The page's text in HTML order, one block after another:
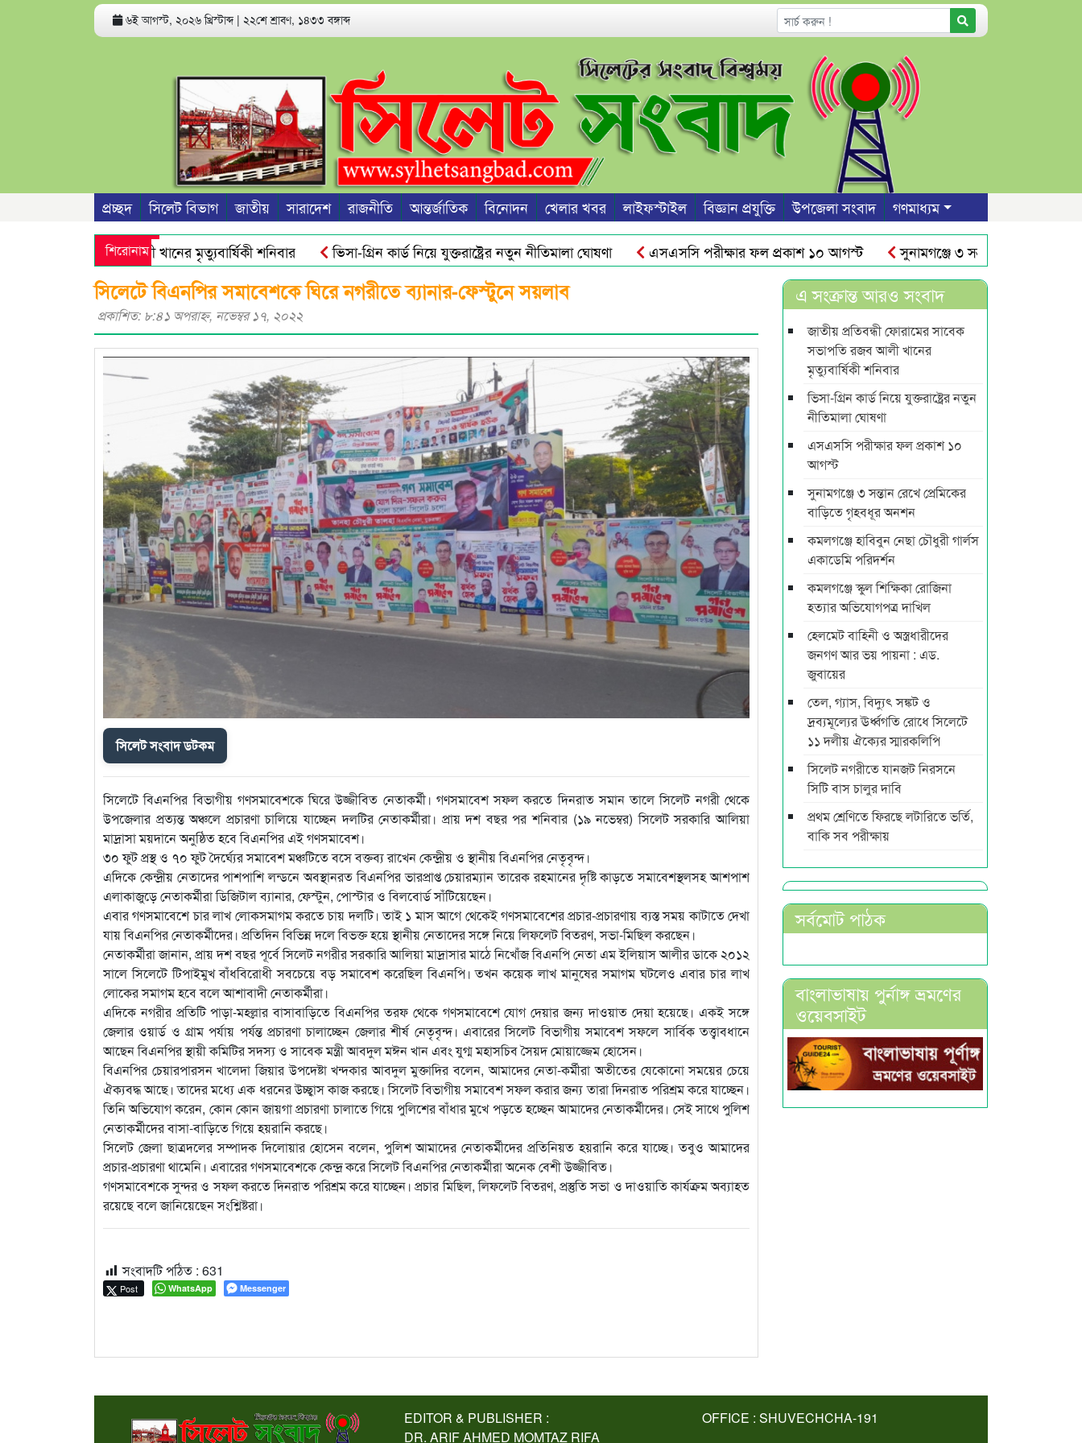
৬ই আগস্ট, ২০২৬ খ্রিস্টাব্দ | ২২শে শ্রাবণ, ১৪৩৩ বঙ্গাব্দ
প্রচ্ছদ সিলেট বিভাগ জাতীয় সারাদেশ রাজনীতি আন্তর্জাতিক বিনোদন খেলার খবর লাইফস্টাইল বিজ্ঞান প্রযুক্তি উপজেলা সংবাদ গণমাধ্যম
শিরোনাম
সভাপতি রজব আলী খানের মৃত্যুবার্ষিকী শনিবার ভিসা-গ্রিন কার্ড নিয়ে যুক্তরাষ্ট্রের নতুন নীতিমালা ঘোষণা এসএসসি পরীক্ষার ফল প্রকাশ ১০ আগস্ট
সুনামগঞ্জে ৩ সন্তান রেখে প্রেমিকের
অ্যান্টিমাইক্রোবিয়াল : গবেষণা
নতুন বাংলাদেশের পথচলা শুরু হবে জুলাই স্মৃতি জাদুঘর থেকে : ড. ইউনূস ওসমানীনগরে রাতের আঁধারে রাস্তার উপর দেয়াল নির্মাণ শাবিতে রুদ্র সেনের
সিলেটে বিএনপির সমাবেশকে ঘিরে নগরীতে ব্যানার-ফেস্টুনে সয়লাব
প্রকাশিত: ৮:৪১ অপরাহ্ণ, নভেম্বর ১৭, ২০২২
সিলেট সংবাদ ডটকম
সিলেটে বিএনপির বিভাগীয় গণসমাবেশকে ঘিরে উজ্জীবিত নেতাকর্মী। গণসমাবেশ সফল করতে দিনরাত সমান তালে সিলেট নগরী থেকে
উপজেলার প্রত্যন্ত অঞ্চলে প্রচারণা চালিয়ে যাচ্ছেন দলটির নেতাকর্মীরা। প্রায় দশ বছর পর শনিবার (১৯ নভেম্বর) সিলেট সরকারি আলিয়া
মাদ্রাসা ময়দানে অনুষ্ঠিত হবে বিএনপির এই গণসমাবেশ।
৩০ ফুট প্রস্থ ও ৭০ ফুট দৈর্ঘ্যের সমাবেশ মঞ্চটিতে বসে বক্তব্য রাখেন কেন্দ্রীয় ও স্থানীয় বিএনপির নেতৃবৃন্দ।
এদিকে কেন্দ্রীয় নেতাদের পাশপাশি লন্ডনে অবস্থানরত বিএনপির ভারপ্রাপ্ত চেয়ারম্যান তারেক রহমানের দৃষ্টি কাড়তে সমাবেশস্থলসহ আশপাশ
এলাকাজুড়ে নেতাকর্মীরা ডিজিটাল ব্যানার, ফেস্টুন, পোস্টার ও বিলবোর্ড সাঁটিয়েছেন।
এবার গণসমাবেশে চার লাখ লোকসমাগম করতে চায় দলটি। তাই ১ মাস আগে থেকেই গণসমাবেশের প্রচার-প্রচারণায় ব্যস্ত সময় কাটাতে দেখা
যায় বিএনপির নেতাকর্মীদের। প্রতিদিন বিভিন্ন দলে বিভক্ত হয়ে স্থানীয় নেতাদের সঙ্গে নিয়ে লিফলেট বিতরণ, সভা-মিছিল করছেন।
নেতাকর্মীরা জানান, প্রায় দশ বছর পূর্বে সিলেট নগরীর সরকারি আলিয়া মাদ্রাসার মাঠে নিখোঁজ বিএনপি নেতা এম ইলিয়াস আলীর ডাকে ২০১২
সালে সিলেটে টিপাইমুখ বাঁধবিরোধী সবচেয়ে বড় সমাবেশ করেছিল বিএনপি। তখন কয়েক লাখ মানুষের সমাগম ঘটলেও এবার চার লাখ
লোকের সমাগম হবে বলে আশাবাদী নেতাকর্মীরা।
এদিকে নগরীর প্রতিটি পাড়া-মহল্লার বাসাবাড়িতে বিএনপির তরফ থেকে গণসমাবেশে যোগ দেয়ার জন্য দাওয়াত দেয়া হয়েছে। একই সঙ্গে
জেলার ওয়ার্ড ও গ্রাম পর্যায় পর্যন্ত প্রচারণা চালাচ্ছেন জেলার শীর্ষ নেতৃবৃন্দ। এবারের সিলেট বিভাগীয় সমাবেশ সফলে সার্বিক তত্ত্বাবধানে
আছেন বিএনপির স্থায়ী কমিটির সদস্য ও সাবেক মন্ত্রী আবদুল মঈন খান এবং যুগ্ম মহাসচিব সৈয়দ মোয়াজ্জেম হোসেন।
বিএনপির চেয়ারপারসন খালেদা জিয়ার উপদেষ্টা খন্দকার আবদুল মুক্তাদির বলেন, আমাদের নেতা-কর্মীরা অতীতের যেকোনো সময়ের চেয়ে
ঐক্যবদ্ধ আছে। তাদের মধ্যে এক ধরনের উচ্ছ্বাস কাজ করছে। সিলেট বিভাগীয় সমাবেশ সফল করার জন্য তারা দিনরাত পরিশ্রম করে যাচ্ছেন।
তিনি অভিযোগ করেন, কোন কোন জায়গা প্রচারণা চালাতে গিয়ে পুলিশের বাঁধার মুখে পড়তে হচ্ছেন আমাদের নেতাকর্মীদের। সেই সাথে পুলিশ
নেতাকর্মীদের বাসা-বাড়িতে গিয়ে হয়রানি করছে।
সিলেট জেলা ছাত্রদলের সম্পাদক দিলোয়ার হোসেন বলেন, পুলিশ আমাদের নেতাকর্মীদের প্রতিনিয়ত হয়রানি করে যাচ্ছে। তবুও আমাদের
প্রচার-প্রচারণা থামেনি। এবারের গণসমাবেশকে কেন্দ্র করে সিলেট বিএনপির নেতাকর্মীরা অনেক বেশী উজ্জীবিত।
গণসমাবেশকে সুন্দর ও সফল করতে দিনরাত পরিশ্রম করে যাচ্ছেন। প্রচার মিছিল, লিফলেট বিতরণ, প্রস্তুতি সভা ও দাওয়াতি কার্যক্রম অব্যাহত
রয়েছে বলে জানিয়েছেন সংশ্লিষ্টরা।
সংবাদটি পঠিত : 631
Post WhatsApp Messenger
এ সংক্রান্ত আরও সংবাদ
জাতীয় প্রতিবন্ধী ফোরামের সাবেক
সভাপতি রজব আলী খানের
মৃত্যুবার্ষিকী শনিবার
ভিসা-গ্রিন কার্ড নিয়ে যুক্তরাষ্ট্রের নতুন
নীতিমালা ঘোষণা
এসএসসি পরীক্ষার ফল প্রকাশ ১০
আগস্ট
সুনামগঞ্জে ৩ সন্তান রেখে প্রেমিকের
বাড়িতে গৃহবধূর অনশন
কমলগঞ্জে হাবিবুন নেছা চৌধুরী গার্লস
একাডেমি পরিদর্শন
কমলগঞ্জে স্কুল শিক্ষিকা রোজিনা
হত্যার অভিযোগপত্র দাখিল
হেলমেট বাহিনী ও অস্ত্রধারীদের
জনগণ আর ভয় পায়না : এড.
জুবায়ের
তেল, গ্যাস, বিদ্যুৎ সঙ্কট ও
দ্রব্যমূল্যের ঊর্ধ্বগতি রোধে সিলেটে
১১ দলীয় ঐক্যের স্মারকলিপি
সিলেট নগরীতে যানজট নিরসনে
সিটি বাস চালুর দাবি
প্রথম শ্রেণিতে ফিরছে লটারিতে ভর্তি,
বাকি সব পরীক্ষায়
সর্বমোট পাঠক
বাংলাভাষায় পুর্নাঙ্গ ভ্রমণের
ওয়েবসাইট
EDITOR & PUBLISHER :
DR. ARIF AHMED MOMTAZ RIFA
OFFICE : SHUVECHCHA-191